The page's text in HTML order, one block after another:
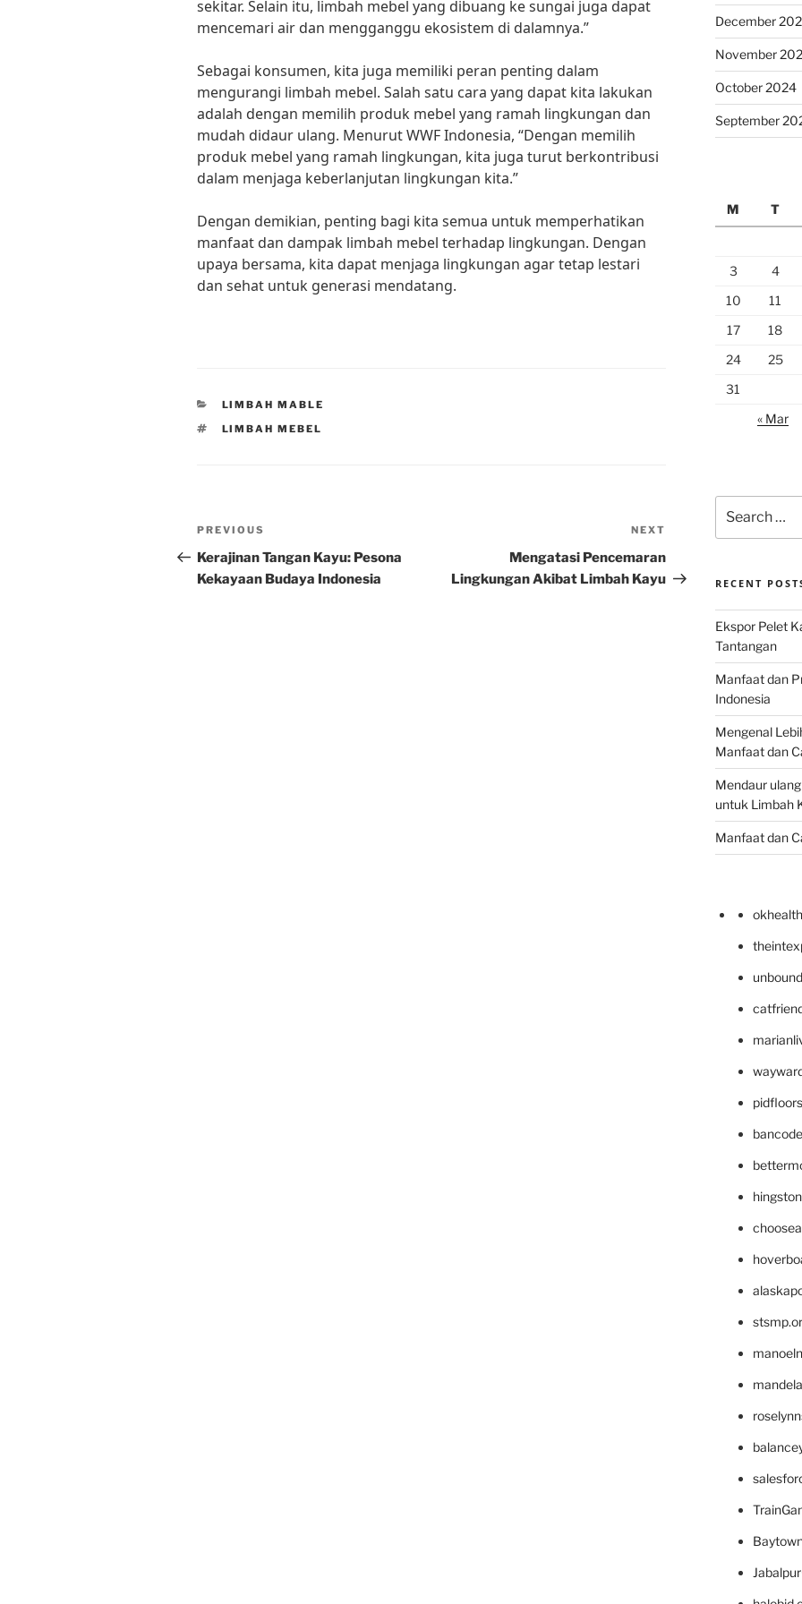
sekitar. Selain itu, limbah mebel yang dibuang ke sungai juga dapat
mencemari air dan mengganggu ekosistem di dalamnya.”
Sebagai konsumen, kita juga memiliki peran penting dalam
mengurangi limbah mebel. Salah satu cara yang dapat kita lakukan
adalah dengan memilih produk mebel yang ramah lingkungan dan
mudah didaur ulang. Menurut WWF Indonesia, “Dengan memilih
produk mebel yang ramah lingkungan, kita juga turut berkontribusi
dalam menjaga keberlanjutan lingkungan kita.”
Dengan demikian, penting bagi kita semua untuk memperhatikan
manfaat dan dampak limbah mebel terhadap lingkungan. Dengan
upaya bersama, kita dapat menjaga lingkungan agar tetap lestari
dan sehat untuk generasi mendatang.
CATEGORIES
LIMBAH MABLE
TAGS
LIMBAH MEBEL
Post
navigation
Previous
Post
PREVIOUS
Kerajinan Tangan Kayu: Pesona
Kekayaan Budaya Indonesia
Post
NEXT
Mengatasi Pencemaran
Lingkungan Akibat Limbah Kayu
December
November
October 2024
September
M T
3
4
10
11
17
18
24
25
31
« Mar
for:
RECENT
Ekspor Pelet
Tantangan
Manfaat dan
Indonesia
Mengenal
Manfaat dan
Mendaur
untuk Limbah
Manfaat dan